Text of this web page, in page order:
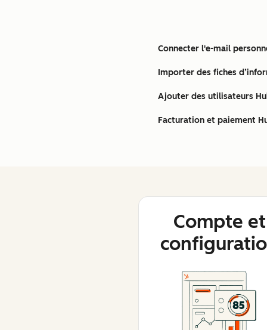
Connecter l'e-mail
Importer des fiches
Ajouter des utilisateurs
Facturation et paiement
Compte et